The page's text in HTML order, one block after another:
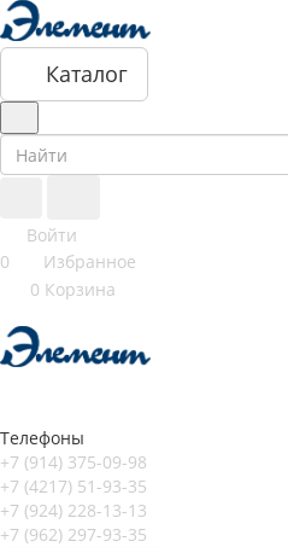
Каталог
Войти
0
Избранное
0 Корзина
Телефоны
+7 (914) 375-09-98
+7 (4217) 51-93-35
+7 (924) 228-13-13
+7 (962) 297-93-35